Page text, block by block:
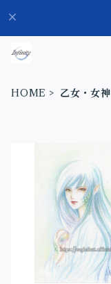
HOME 乙女・女神